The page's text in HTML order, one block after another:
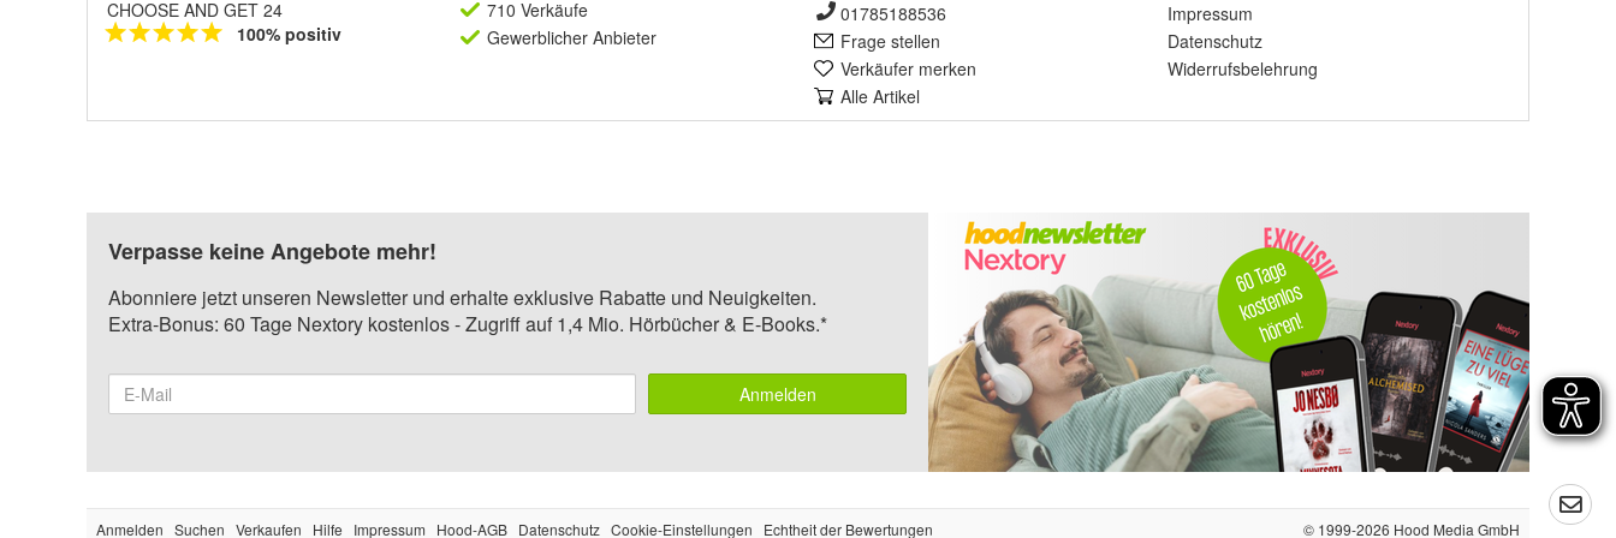
CHOOSE AND GET 24
100% positiv
710 Verkäufe
Gewerblicher Anbieter
01785188536
Frage stellen
Verkäufer merken
Alle Artikel
Impressum
Datenschutz
Widerrufsbelehrung
Verpasse keine Angebote mehr!
Abonniere jetzt unseren Newsletter und erhalte exklusive Rabatte und Neuigkeiten.
Extra-Bonus: 60 Tage Nextory kostenlos - Zugriff auf 1,4 Mio. Hörbücher & E-Books.*
Anmelden
Anmelden Suchen Verkaufen Hilfe Impressum Hood-AGB Datenschutz Cookie-Einstellungen Echtheit der Bewertungen © 1999-2026 Hood Media GmbH